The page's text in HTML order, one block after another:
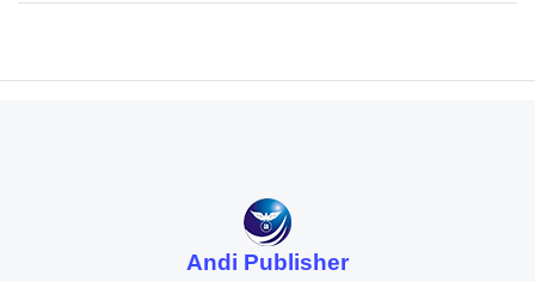
Andi Publisher